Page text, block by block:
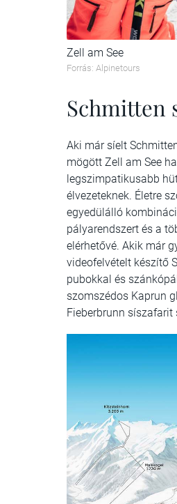
Zell am See
Forrás: Alpinetours
Schmitten
Aki már síelt
mögött Zell am See
legszimpatikusabb
élvezeteknek. Életre
egyedülálló
pályarendszert és a
elérhetővé. Akik már
videofelvételt készítő
pubokkal és
szomszédos Kaprun
Fieberbrunn